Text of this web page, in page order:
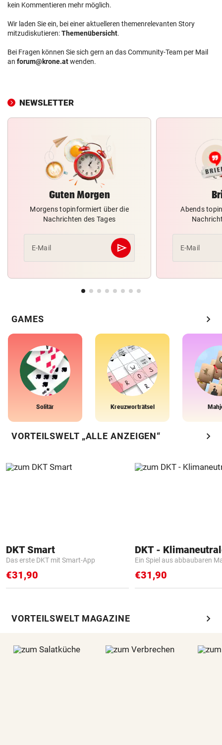
kein Kommentieren mehr möglich.
Wir laden Sie ein, bei einer aktuelleren themenrelevanten Story
mitzudiskutieren:Themenübersicht.
Bei Fragen können Sie sich gern an das Community-Team per Mail
an forum@krone.atwenden.
NEWSLETTER
Guten Morgen
Morgens topinformiert über die
Nachrichten des Tages
E-Mail send
Abschicken
Abends
E-Mail
GAMES chevron_right
Solitär Kreuzworträtsel
VORTEILSWELT „ALLE ANZEIGEN“ chevron_right
DKT Smart
Das erste DKT mit Smart-App
€31,90
Ein Spiel aus abbaubaren
€31,90
VORTEILSWELT MAGAZINE chevron_right